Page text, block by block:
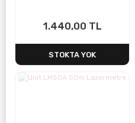
1.440,00 TL
STOKTA YOK